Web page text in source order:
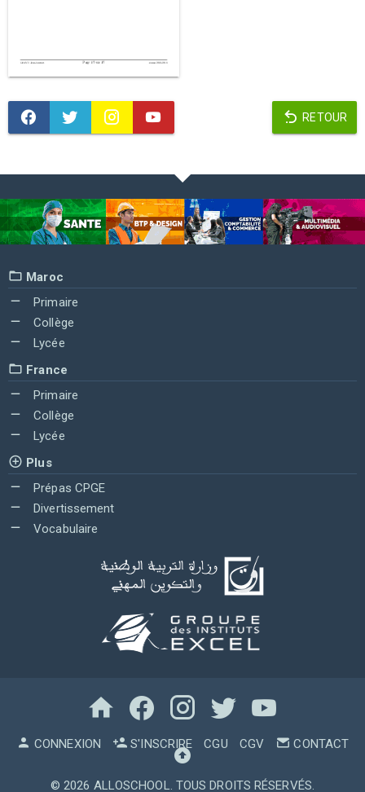
RETOUR
Maroc
Primaire
Collège
Lycée
France
Primaire
Collège
Lycée
Plus
Prépas CPGE
Divertissement
Vocabulaire
CONNEXION S'INSCRIRE CGU CGV CONTACT
© 2026 ALLOSCHOOL . TOUS DROITS RÉSERVÉS.